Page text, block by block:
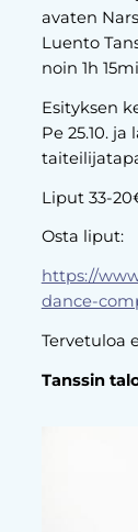
avaten
Luento
noin 1h
Esityksen
Pe 25.10. ja
Liput 33-
Osta liput:
https://
dance-
Tervetuloa
Tanssin